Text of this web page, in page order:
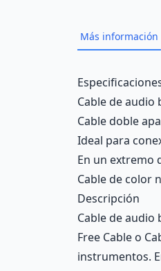
Más información
Description
Cable de audio
Cable doble
Ideal para
En un extremo
Cable de color
Descripción
Cable de audio
Free Cable o
instrumentos.